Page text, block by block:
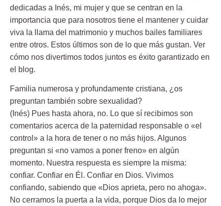
dedicadas a Inés, mi mujer y que se centran en la
importancia que para nosotros tiene el mantener y cuidar
viva la llama del matrimonio y muchos bailes familiares
entre otros. Estos últimos son de lo que más gustan. Ver
cómo nos divertimos todos juntos es éxito garantizado en
el blog.
Familia numerosa y profundamente cristiana, ¿os
preguntan también sobre sexualidad?
(Inés) Pues hasta ahora, no. Lo que sí recibimos son
comentarios acerca de la paternidad responsable o «el
control» a la hora de tener o no más hijos. Algunos
preguntan si «no vamos a poner freno» en algún
momento. Nuestra respuesta es siempre la misma:
confiar. Confiar en Él. Confiar en Dios. Vivimos
confiando, sabiendo que «Dios aprieta, pero no ahoga».
No cerramos la puerta a la vida, porque Dios da lo mejor